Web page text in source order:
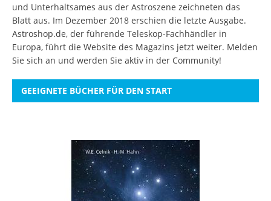
und Unterhaltsames aus der Astroszene zeichneten das
Blatt aus. Im Dezember 2018 erschien die letzte Ausgabe.
Astroshop.de, der führende Teleskop-Fachhändler in
Europa, führt die Website des Magazins jetzt weiter. Melden
Sie sich an und werden Sie aktiv in der Community!
GEEIGNETE BÜCHER FÜR DEN START